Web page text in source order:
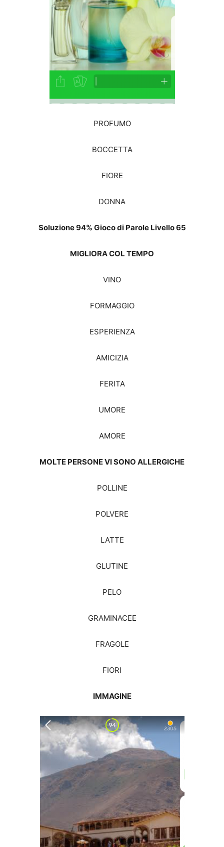
PROFUMO
BOCCETTA
FIORE
DONNA
Soluzione 94% Gioco di Parole Livello 65
MIGLIORA COL TEMPO
VINO
FORMAGGIO
ESPERIENZA
AMICIZIA
FERITA
UMORE
AMORE
MOLTE PERSONE VI SONO ALLERGICHE
POLLINE
POLVERE
LATTE
GLUTINE
PELO
GRAMINACEE
FRAGOLE
FIORI
IMMAGINE